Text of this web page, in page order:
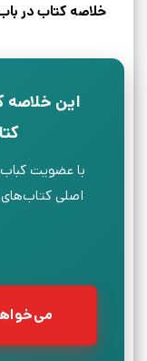
خلاصه کتاب در
این خلاصه
با عضویت